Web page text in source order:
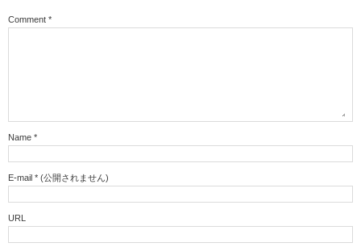
Comment *
Name *
E-mail * (公開されません)
URL